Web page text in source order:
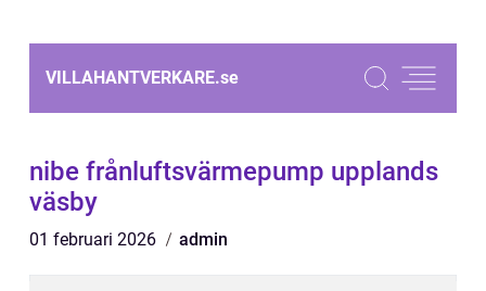
VILLAHANTVERKARE.se
nibe frånluftsvärmepump upplands
väsby
01 februari 2026 admin